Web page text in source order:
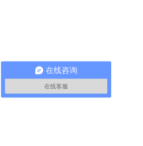
在线咨询
在线客服